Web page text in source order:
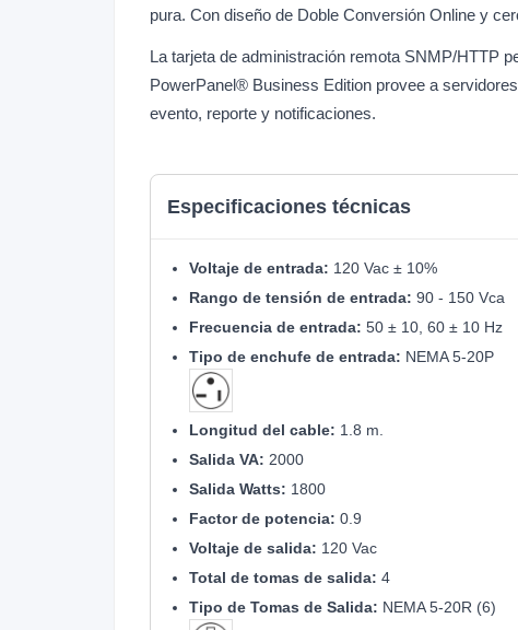
pura. Con diseño de Doble Conversión Online y
La tarjeta de administración remota SNMP/HTTP
PowerPanel® Business Edition provee a
evento, reporte y notificaciones.
Especificaciones técnicas
Voltaje de entrada: 120 Vac ± 10%
Rango de tensión de entrada: 90 - 150 Vca
Frecuencia de entrada: 50 ± 10, 60 ± 10 Hz
Tipo de enchufe de entrada: NEMA 5-20P
Longitud del cable: 1.8 m.
Salida VA: 2000
Salida Watts: 1800
Factor de potencia: 0.9
Voltaje de salida: 120 Vac
Total de tomas de salida: 4
Tipo de Tomas de Salida: NEMA 5-20R (6)